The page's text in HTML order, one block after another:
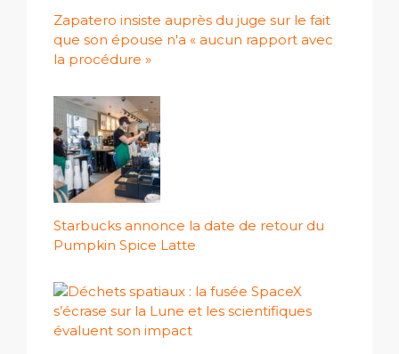
Zapatero insiste auprès du juge sur le fait
que son épouse n'a « aucun rapport avec
la procédure »
Starbucks annonce la date de retour du
Pumpkin Spice Latte